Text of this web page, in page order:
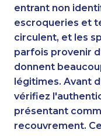
entrant non
escroqueries et
circulent, et les
parfois provenir
donnent
légitimes. Avant
vérifiez
présentant
recouvrement.